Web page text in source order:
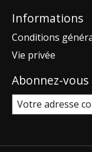
Informations
Conditions
Vie privée
Abonnez-